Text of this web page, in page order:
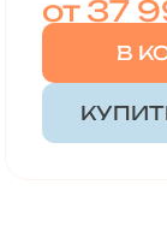
от 37
В